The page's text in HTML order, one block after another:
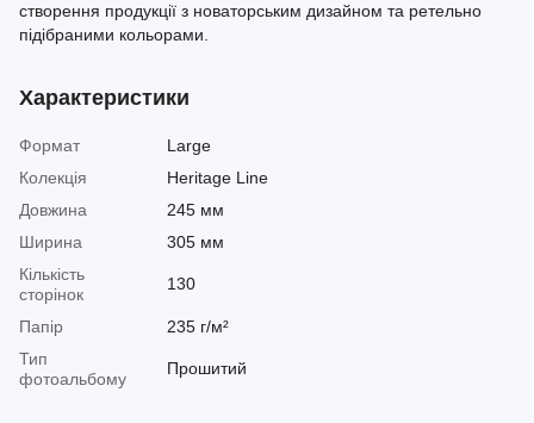
створення продукції з новаторським дизайном та ретельно
підібраними кольорами.
Характеристики
Формат
Large
Колекція
Heritage Line
Довжина
245 мм
Ширина
305 мм
Кількість
сторінок
130
Папір
235 г/м²
Тип
фотоальбому
Прошитий